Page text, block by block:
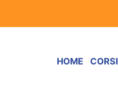
HOME CORSI